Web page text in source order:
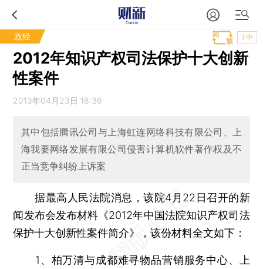
政经 T中
2012年知识产权司法保护十大创新
性案件
2013年04月23日 18:36
其中包括腾讯公司与上海虹连网络科技有限公司、上
海我要网络发展有限公司侵害计算机软件著作权及不
正当竞争纠纷上诉案
据最高人民法院消息，该院4月22日召开的新
闻发布会发布材料《2012年中国法院知识产权司法
保护十大创新性案件简介》，该份材料全文如下：
1、柏万清与成都难寻物品营销服务中心、上